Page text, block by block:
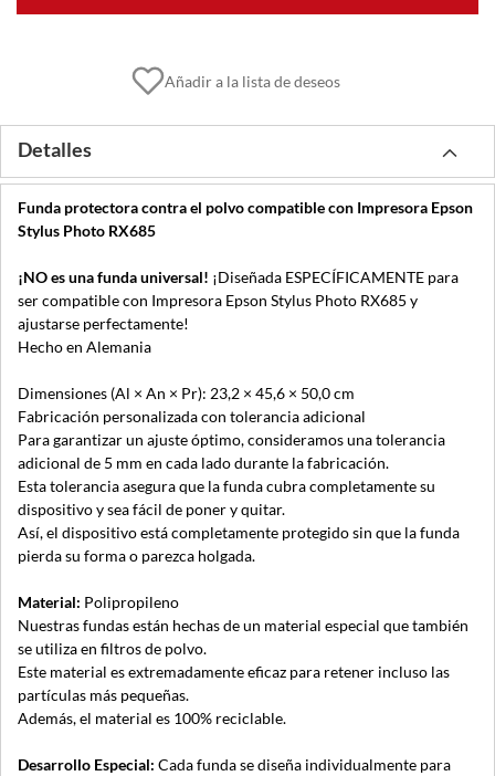
Añadir a la lista de deseos
Detalles
Funda protectora contra el polvo compatible con Impresora Epson
Stylus Photo RX685
¡NO es una funda universal! ¡Diseñada ESPECÍFICAMENTE para
ser compatible con Impresora Epson Stylus Photo RX685 y
ajustarse perfectamente!
Hecho en Alemania
Dimensiones (Al × An × Pr): 23,2 × 45,6 × 50,0 cm
Fabricación personalizada con tolerancia adicional
Para garantizar un ajuste óptimo, consideramos una tolerancia
adicional de 5 mm en cada lado durante la fabricación.
Esta tolerancia asegura que la funda cubra completamente su
dispositivo y sea fácil de poner y quitar.
Así, el dispositivo está completamente protegido sin que la funda
pierda su forma o parezca holgada.
Material: Polipropileno
Nuestras fundas están hechas de un material especial que también
se utiliza en filtros de polvo.
Este material es extremadamente eficaz para retener incluso las
partículas más pequeñas.
Además, el material es 100% reciclable.
Desarrollo Especial: Cada funda se diseña individualmente para